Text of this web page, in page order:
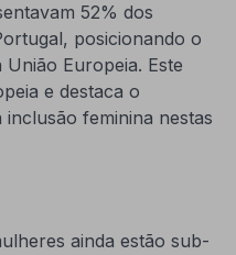
52% dos
posicionando o
Europeia. Este
e destaca o
feminina nestas
ainda estão sub-